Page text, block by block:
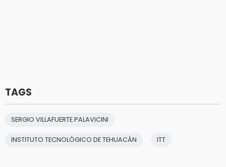
TAGS
SERGIO VILLAFUERTE PALAVICINI
INSTITUTO TECNOLÓGICO DE TEHUACÁN ITT